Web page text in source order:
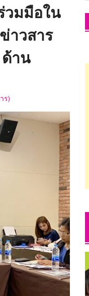
วมมือใน
าวสาร
ด้าน
ร)